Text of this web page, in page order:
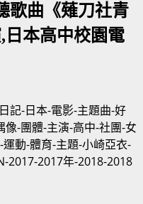
歌曲《薙刀社青
本高中校園電